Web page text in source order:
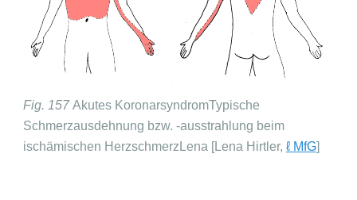
Fig. 157Akutes KoronarsyndromTypische
Schmerzausdehnung bzw. -ausstrahlung beim
ischämischen HerzschmerzLena [Lena Hirtler, ℓ MfG]